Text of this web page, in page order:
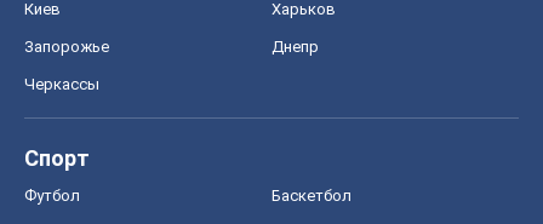
Киев Харьков
Запорожье Днепр
Черкассы
Спорт
Футбол Баскетбол